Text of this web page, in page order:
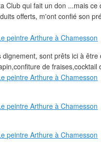
Club qui fait un don ...mais
offerts, m'ont confié son
sont prêts ici à être
de fraises,cocktail